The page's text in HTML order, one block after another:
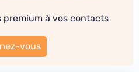
premium à vos contacts
vous